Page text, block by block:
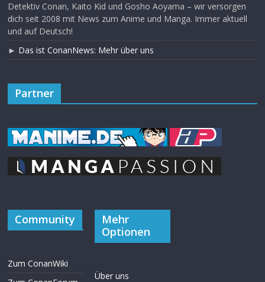
Detektiv Conan, Kaito Kid und Gosho Aoyama – wir versorgen
dich seit 2008 mit News zum Anime und Manga. Immer aktuell
und auf Deutsch!
► Das ist ConanNews: Mehr über uns
Partner
Community
Zum ConanWiki
Mehr
Optionen
Über uns